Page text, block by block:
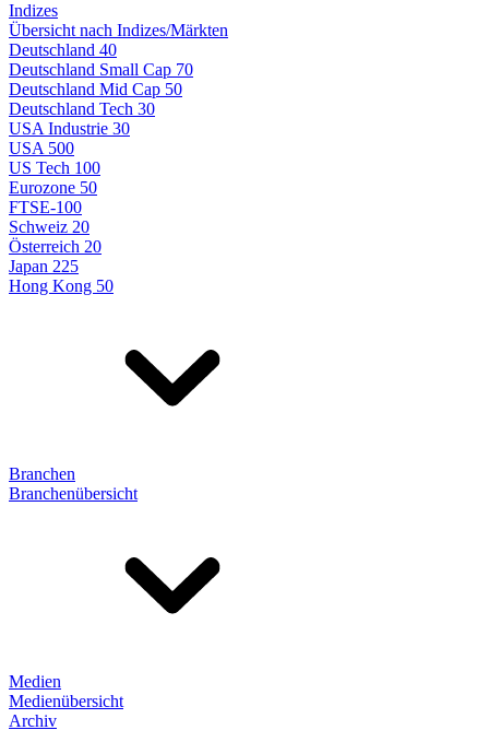
Indizes
Übersicht nach Indizes/Märkten
Deutschland 40
Deutschland Small Cap 70
Deutschland Mid Cap 50
Deutschland Tech 30
USA Industrie 30
USA 500
US Tech 100
Eurozone 50
FTSE-100
Schweiz 20
Österreich 20
Japan 225
Hong Kong 50
Branchen
Branchenübersicht
Medien
Medienübersicht
Archiv